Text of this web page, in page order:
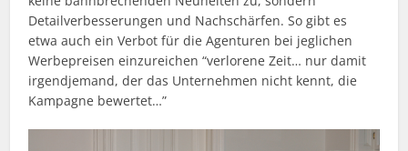
Detailverbesserungen und Nachschärfen. So gibt es
etwa auch ein Verbot für die Agenturen bei jeglichen
Werbepreisen einzureichen “verlorene Zeit… nur damit
irgendjemand, der das Unternehmen nicht kennt, die
Kampagne bewertet…”